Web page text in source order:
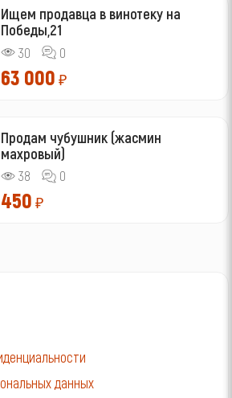
Ищем продавца в винотеку на
Победы,21
30 0
63 000 ₽
Продам чубушник (жасмин
махровый)
38 0
450 ₽
данных